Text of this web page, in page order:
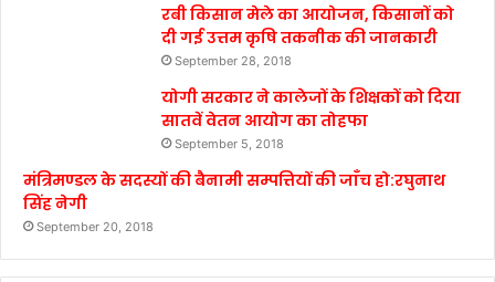
रबी किसान मेले का आयोजन, किसानों को
दी गई उत्तम कृषि तकनीक की जानकारी
September 28, 2018
योगी सरकार ने कालेजों के शिक्षकों को दिया
सातवें वेतन आयोग का तोहफा
September 5, 2018
मंत्रिमण्डल के सदस्यों की बैनामी सम्पत्तियों की जाँच हो:रघुनाथ
सिंह नेगी
September 20, 2018